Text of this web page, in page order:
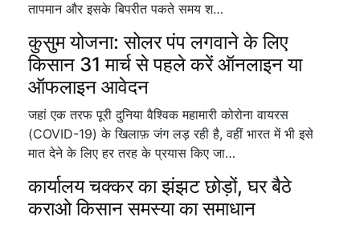
तापमान और इसके बिपरीत पकते समय श…
कुसुम योजना: सोलर पंप लगवाने के लिए
किसान 31 मार्च से पहले करें ऑनलाइन या
ऑफलाइन आवेदन
जहां एक तरफ पूरी दुनिया वैश्विक महामारी कोरोना वायरस
(COVID-19) के खिलाफ़ जंग लड़ रही है, वहीं भारत में भी इसे
मात देने के लिए हर तरह के प्रयास किए जा…
कार्यालय चक्कर का झंझट छोड़ों, घर बैठे
कराओ किसान समस्या का समाधान